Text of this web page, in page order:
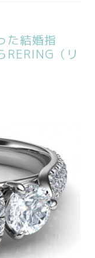
た結婚指
RERING（リ